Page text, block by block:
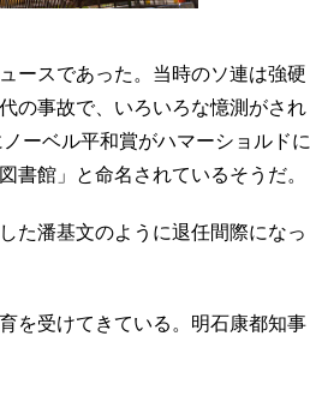
ースであった。当時のソ連は強硬
の事故で、いろいろな憶測がされ
ーベル平和賞がハマーショルドに
書館」と命名されているそうだ。
た潘基文のように退任間際になっ
を受けてきている。明石康都知事